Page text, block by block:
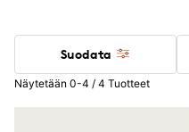
Suodata
Näytetään 0-4 / 4 Tuotteet